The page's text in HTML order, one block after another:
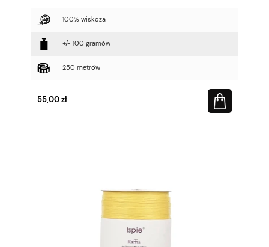
100% wiskoza
+/- 100 gramów
250 metrów
55,00 zł